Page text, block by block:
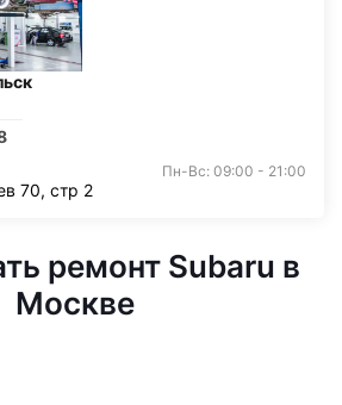
Пн-Вс: 09:00 - 21:00
70, стр 2
ремонт Subaru в
Москве